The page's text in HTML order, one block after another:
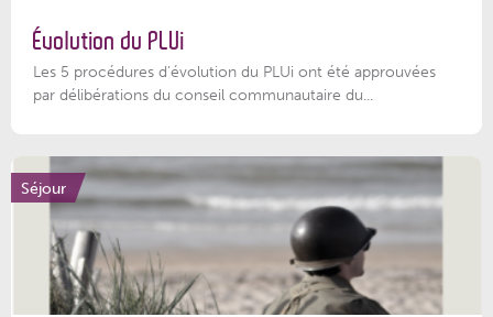
Évolution du PLUi
Les 5 procédures d’évolution du PLUi ont été approuvées
par délibérations du conseil communautaire du...
Séjour